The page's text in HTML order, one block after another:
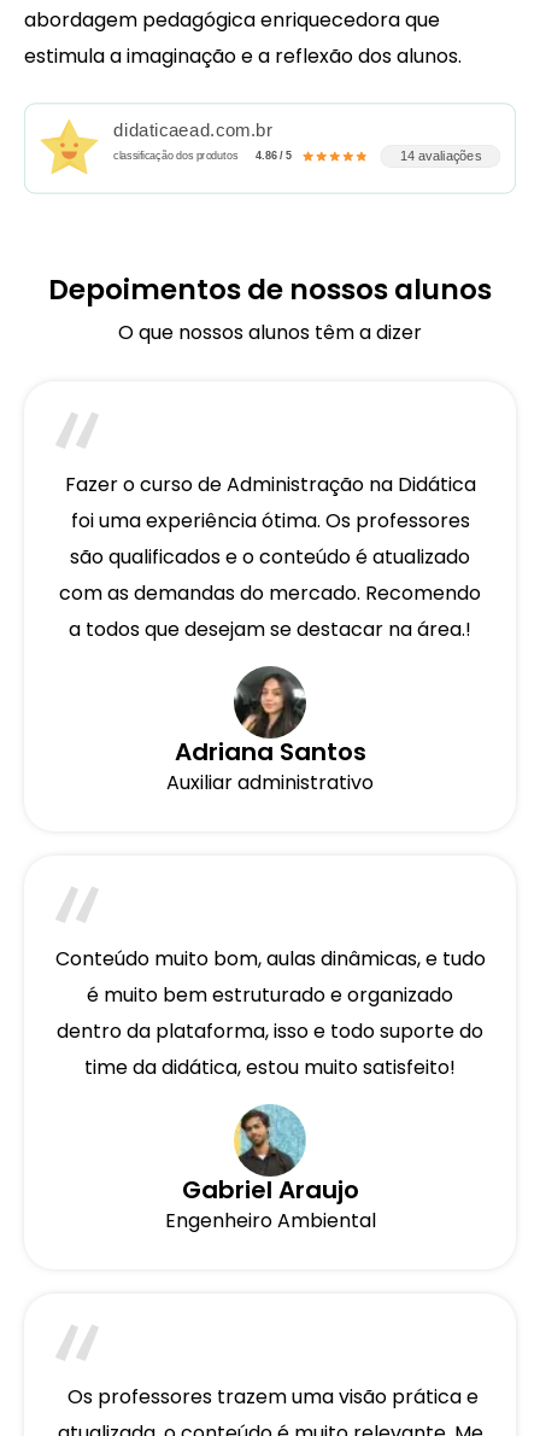
abordagem pedagógica enriquecedora que
estimula a imaginação e a reflexão dos alunos.
didaticaead.com.br
classificação dos produtos 4.86 / 5 14 avaliações
Depoimentos de nossos alunos
O que nossos alunos têm a dizer
Fazer o curso de Administração na Didática
foi uma experiência ótima. Os professores
são qualificados e o conteúdo é atualizado
com as demandas do mercado. Recomendo
a todos que desejam se destacar na área.!
Adriana Santos
Auxiliar administrativo
Conteúdo muito bom, aulas dinâmicas, e tudo
é muito bem estruturado e organizado
dentro da plataforma, isso e todo suporte do
time da didática, estou muito satisfeito!
Gabriel Araujo
Engenheiro Ambiental
Os professores trazem uma visão prática e